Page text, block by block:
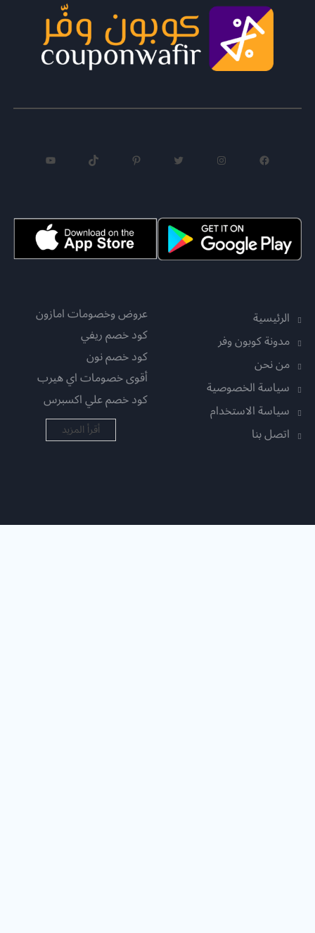
فيسبوك إنستجرام تويتر بينتريست تيك توك يوتيوب
الرئيسية
مدونة كوبون وفر
من نحن
سياسة الخصوصية
سياسة الاستخدام
اتصل بنا
عروض وخصومات امازون
كود خصم ريفي
كود خصم نون
أقوى خصومات اي هيرب
كود خصم علي اكسبرس
أقرأ المزيد